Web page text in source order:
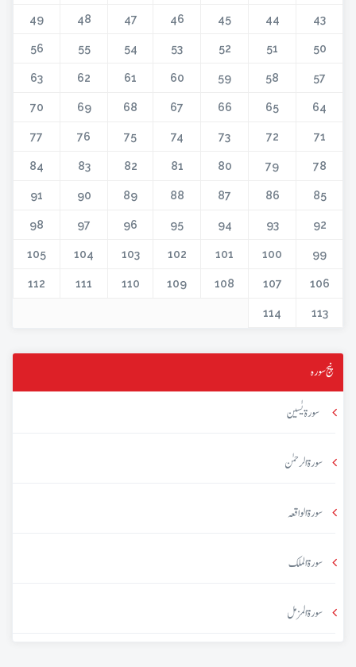
43
44
45
46
47
48
49
50
51
52
53
54
55
56
57
58
59
60
61
62
63
64
65
66
67
68
69
70
71
72
73
74
75
76
77
78
79
80
81
82
83
84
85
86
87
88
89
90
91
92
93
94
95
96
97
98
99
100
101
102
103
104
105
106
107
108
109
110
111
112
113
114
پنج سورہ
سورۃ یٰسین
سورۃ الرحمٰن
سورۃ الواقعہ
سورۃ الملک
سورۃ المزمل